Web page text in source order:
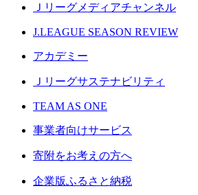
Ｊリーグメディアチャンネル
J.LEAGUE SEASON REVIEW
アカデミー
Ｊリーグサステナビリティ
TEAM AS ONE
事業者向けサービス
寄附をお考えの方へ
企業版ふるさと納税